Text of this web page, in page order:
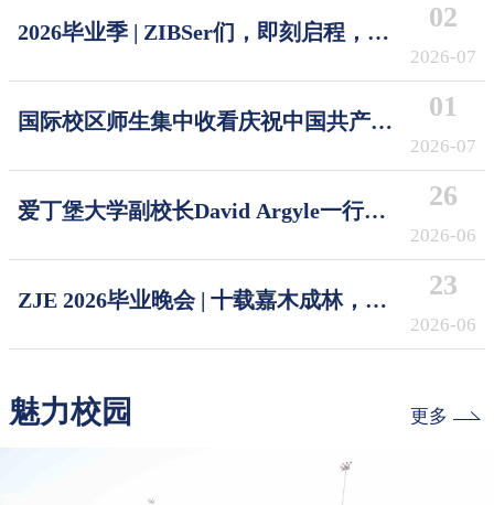
2026毕业季 | ZIBSer们，即刻启程，破
02
2026-07
国际校区师生集中收看庆祝中国共产党
01
2026-07
爱丁堡大学副校长David Argyle一行访
26
2026-06
ZJE 2026毕业晚会 | 十载嘉木成林，今
23
2026-06
魅力校园 更多